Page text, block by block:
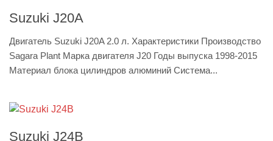
Suzuki J20A
Двигатель Suzuki J20A 2.0 л. Характеристики Производство
Sagara Plant Марка двигателя J20 Годы выпуска 1998-2015
Материал блока цилиндров алюминий Система...
Suzuki J24B